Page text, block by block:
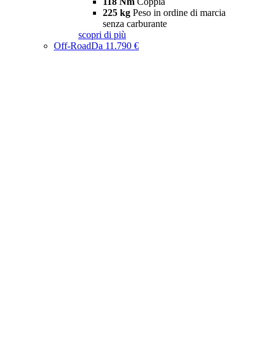
225 kg Peso in ordine di marcia
senza carburante
scopri di più
Off-RoadDa 11.790 €